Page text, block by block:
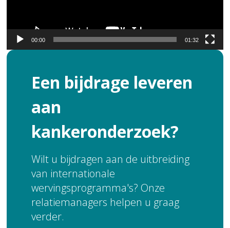
00:00 01:32
Een bijdrage leveren
aan
kankeronderzoek?
Wilt u bijdragen aan de uitbreiding
van internationale
wervingsprogramma's? Onze
relatiemanagers helpen u graag
verder.